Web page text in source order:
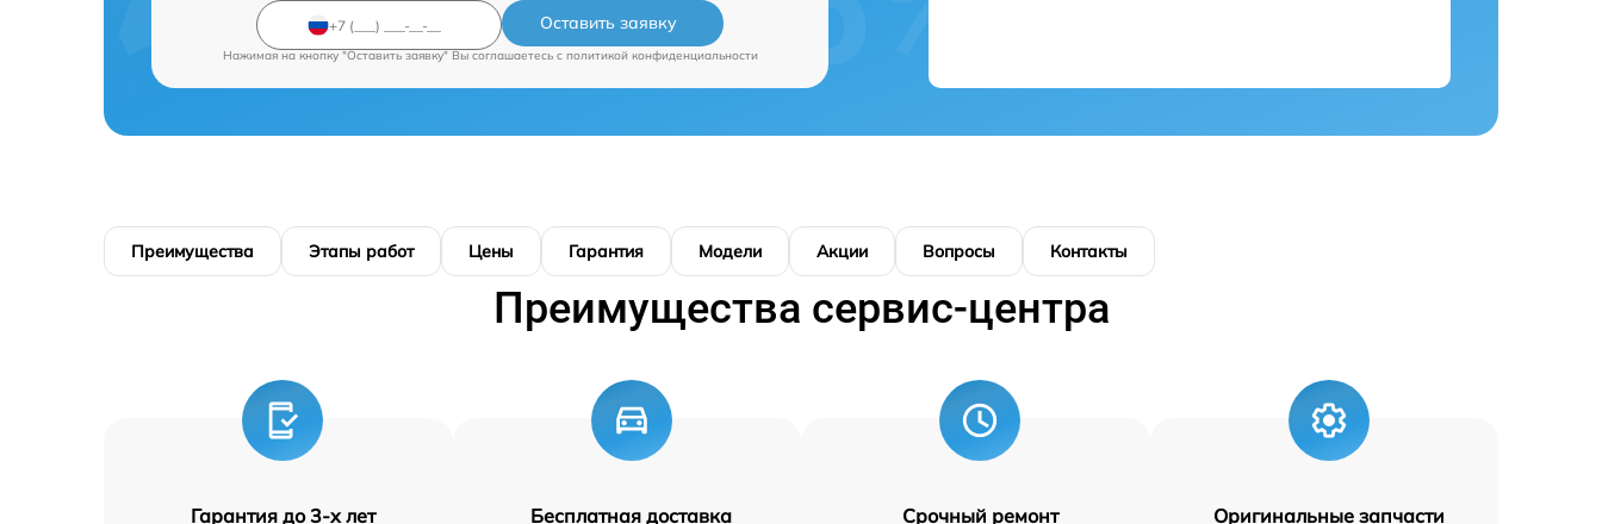
Оставить заявку
Нажимая на кнопку "Оставить заявку" Вы соглашаетесь c политикой конфиденциальности
Преимущества Этапы работ Цены Гарантия Модели Акции Вопросы Контакты
Преимущества сервис-центра
Гарантия до 3-х лет Бесплатная доставка Срочный ремонт Оригинальные запчасти